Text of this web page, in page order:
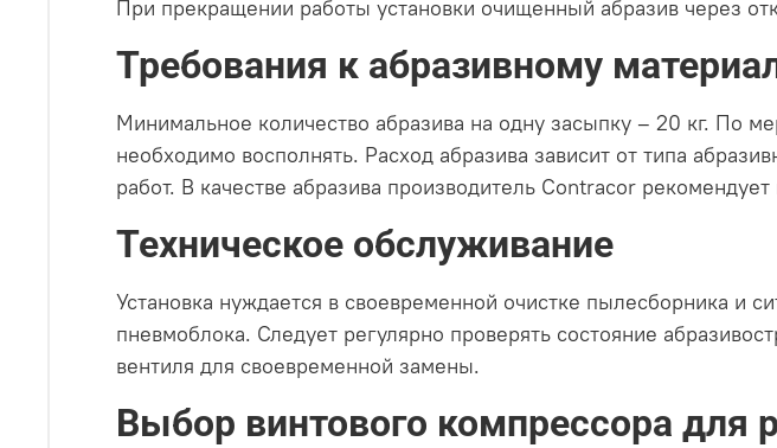
При прекращении работы установки очищенный абразив через
Требования к абразивному
Минимальное количество абразива на одну засыпку – 20 кг. По
необходимо восполнять. Расход абразива зависит от типа
работ. В качестве абразива производитель Contracor
Техническое обслуживание
Установка нуждается в своевременной очистке пылесборника и
пневмоблока. Следует регулярно проверять состояние
вентиля для своевременной замены.
Выбор винтового компрессора для